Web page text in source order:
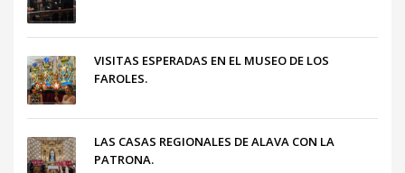
VISITAS ESPERADAS EN EL MUSEO DE LOS
FAROLES.
LAS CASAS REGIONALES DE ALAVA CON LA
PATRONA.